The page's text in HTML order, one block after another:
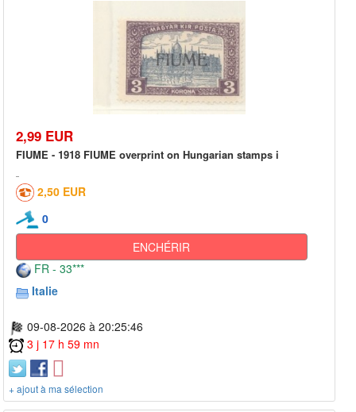
2,99 EUR
FIUME - 1918 FIUME overprint on Hungarian stamps i
2,50 EUR
0
ENCHÉRIR
FR - 33***
Italie
09-08-2026 à 20:25:46
3 j 17 h 59 mn
+ ajout à ma sélection